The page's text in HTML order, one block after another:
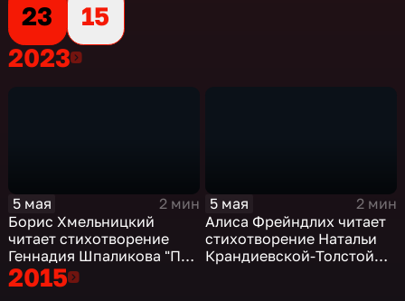
23
15
20232023
5 мая
2 мин
Борис Хмельницкий
читает стихотворение
Геннадия Шпаликова "По
несчастью или к счастью
истина проста..."
5 мая
2 мин
Алиса Фрейндлих читает
стихотворение Натальи
Крандиевской-Толстой
20152015